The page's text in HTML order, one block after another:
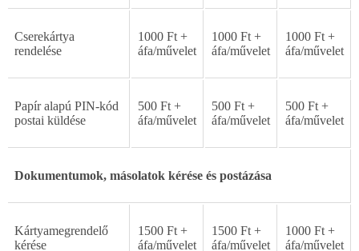
Cserekártya
rendelése
1000 Ft +
áfa/művelet
1000 Ft +
áfa/művelet
1000 Ft +
áfa/művelet
Papír alapú PIN-kód
postai küldése
500 Ft +
áfa/művelet
500 Ft +
áfa/művelet
500 Ft +
áfa/művelet
Dokumentumok, másolatok kérése és postázása
Kártyamegrendelő
kérése
1500 Ft +
áfa/művelet
1500 Ft +
áfa/művelet
1000 Ft +
áfa/művelet